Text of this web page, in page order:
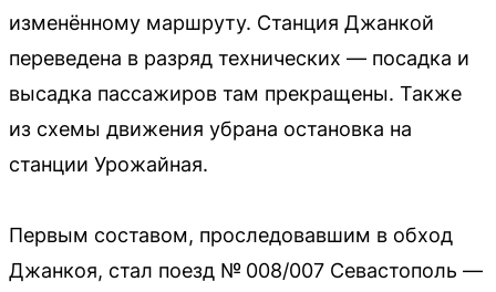
изменённому маршруту. Станция Джанкой
переведена в разряд технических — посадка и
высадка пассажиров там прекращены. Также
из схемы движения убрана остановка на
станции Урожайная.
Первым составом, проследовавшим в обход
Джанкоя, стал поезд № 008/007 Севастополь —